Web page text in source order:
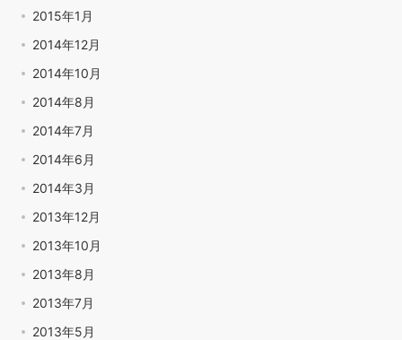
2015年1月
2014年12月
2014年10月
2014年8月
2014年7月
2014年6月
2014年3月
2013年12月
2013年10月
2013年8月
2013年7月
2013年5月